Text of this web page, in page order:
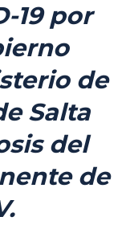
19 por
de
Salta
del
de